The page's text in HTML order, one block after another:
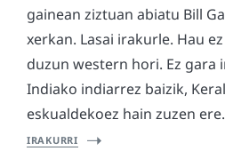
gainean ziztuan abiatu Bill
xerkan. Lasai irakurle. Hau
duzun western hori. Ez gara
Indiako indiarrez baizik,
eskualdekoez hain zuzen
IRAKURRI